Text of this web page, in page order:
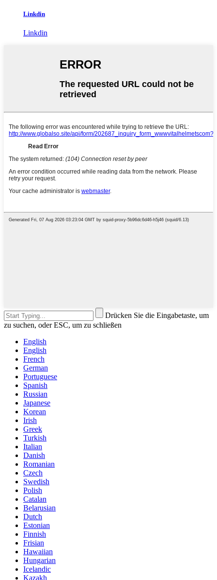
Linkdin
Linkdin
Drücken Sie die Eingabetaste, um
zu suchen, oder ESC, um zu schließen
English
English
French
German
Portuguese
Spanish
Russian
Japanese
Korean
Irish
Greek
Turkish
Italian
Danish
Romanian
Czech
Swedish
Polish
Catalan
Belarusian
Dutch
Estonian
Finnish
Frisian
Hawaiian
Hungarian
Icelandic
Kazakh